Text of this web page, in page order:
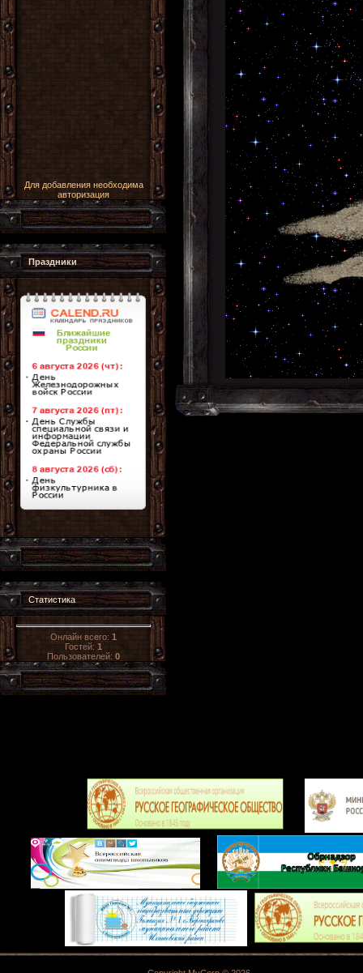
Для добавления необходима
авторизация
Праздники
Статистика
Онлайн всего: 1
Гостей: 1
Пользователей: 0